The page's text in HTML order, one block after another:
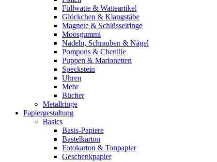
Füllwatte & Watteartikel
Glöckchen & Klangstäbe
Magnete & Schlüsselringe
Moosgummi
Nadeln, Schrauben & Nägel
Pompons & Chenille
Puppen & Marionetten
Speckstein
Uhren
Mehr
Bücher
Metallringe
Papiergestaltung
Basics
Basis-Papiere
Bastelkarton
Fotokarton & Tonpapier
Geschenkpapier